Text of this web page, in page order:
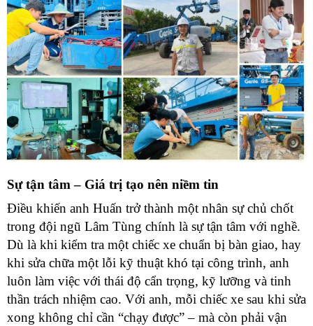
Sự tận tâm – Giá trị tạo nên niềm tin
Điều khiến anh Huấn trở thành một nhân sự chủ chốt
trong đội ngũ Lâm Tùng chính là sự tận tâm với nghề.
Dù là khi kiểm tra một chiếc xe chuẩn bị bàn giao, hay
khi sửa chữa một lỗi kỹ thuật khó tại công trình, anh
luôn làm việc với thái độ cẩn trọng, kỹ lưỡng và tinh
thần trách nhiệm cao. Với anh, mỗi chiếc xe sau khi sửa
xong không chỉ cần “chạy được” – mà còn phải vận